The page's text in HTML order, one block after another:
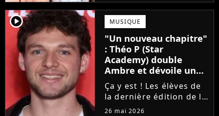
dernière minute pour
des raisons de santé, ne
sera finalement pas
reprogrammé.
player2 MUSIQUE
"Un nouveau chapitre"
: Théo P (Star
Academy) double
Ambre et dévoile un
premier extrait de son
single
Ça y est ! Les élèves de
la dernière édition de la
Star Academy
26 mai 2026